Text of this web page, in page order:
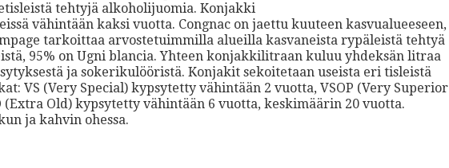
tehtyjä alkoholijuomia. Konjakki
vähintään kaksi vuotta. Congnac on jaettu kuuteen kasvualueeseen,
tarkoittaa arvostetuimmilla alueilla kasvaneista rypäleistä tehtyä
95% on Ugni blancia. Yhteen konjakkilitraan kuluu yhdeksän litraa
ja sokerikulööristä. Konjakit sekoitetaan useista eri tisleistä
VS (Very Special) kypsytetty vähintään 2 vuotta, VSOP (Very Superior
Old) kypsytetty vähintään 6 vuotta, keskimäärin 20 vuotta.
ja kahvin ohessa.